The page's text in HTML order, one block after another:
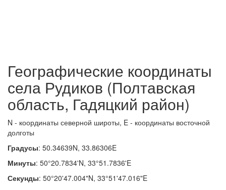
Географические координаты
села Рудиков (Полтавская
область, Гадяцкий район)
N - координаты северной широты, E - координаты восточной
долготы
Градусы: 50.34639N, 33.86306E
Минуты: 50°20.7834'N, 33°51.7836'E
Секунды: 50°20'47.004"N, 33°51'47.016"E